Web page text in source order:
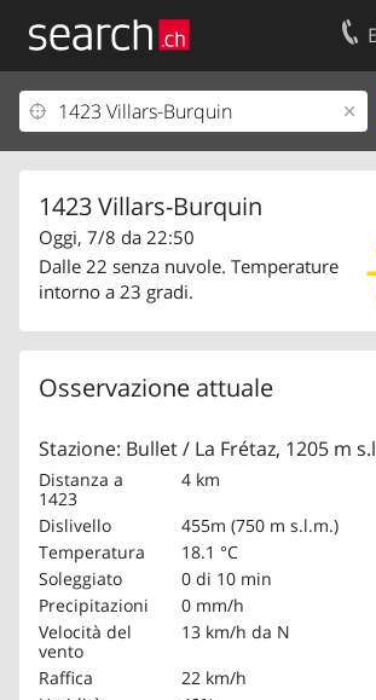
1423 Villars-Burquin
Oggi, 7/8 da 22:50
Dalle 22 senza nuvole. Temperature
intorno a 23 gradi.
Osservazione attuale
Stazione: Bullet / La Frétaz, 1205 m
Distanza a
1423
4 km
Dislivello
455m (750 m s.l.m.)
Temperatura
18.1 °C
Soleggiato
0 di 10 min
Precipitazioni
0 mm/h
Velocità del
vento
13 km/h da N
Raffica
22 km/h
Il vostro profolio
Area clienti
Informazioni Legali